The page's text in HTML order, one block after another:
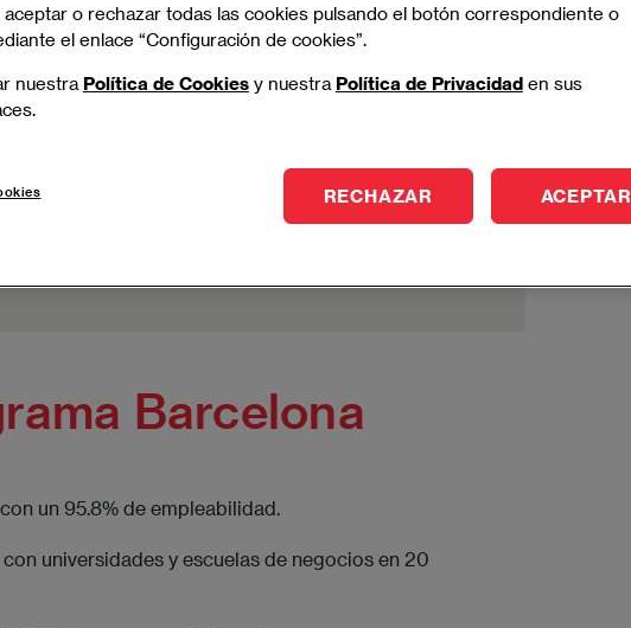
Madrid
Barcelona
un 95.8% de empleabilidad.
universidades y escuelas de negocios en 20
aceptar o rechazar todas las cookies pulsando el botón correspondiente o
el enlace “Configuración de cookies”.
nuestra Política de Cookiesy nuestra Política de Privacidaden sus
RECHAZAR ACEPTAR